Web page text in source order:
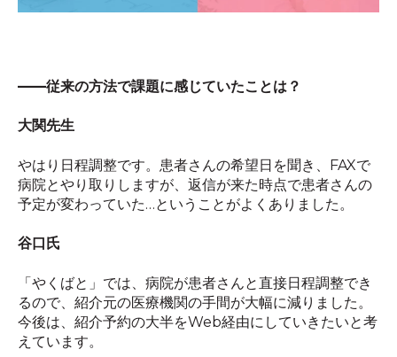
――従来の方法で課題に感じていたことは？
大関先生
やはり日程調整です。患者さんの希望日を聞き、 FAXで
病院とやり取りしますが、返信が来た時点で患者さんの
予定が変わっていた…ということがよくありました。
谷口氏
「やくばと」では、病院が患者さんと直接日程調整でき
るので、紹介元の医療機関の手間が大幅に減りました。
今後は、紹介予約の大半をWeb経由にしていきたいと考
えています。